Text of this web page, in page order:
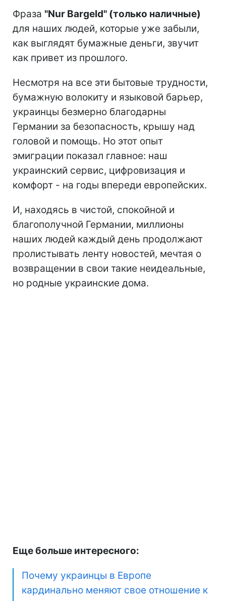
Фраза "Nur Bargeld" (только наличные)
для наших людей, которые уже забыли,
как выглядят бумажные деньги, звучит
как привет из прошлого.
Несмотря на все эти бытовые трудности,
бумажную волокиту и языковой барьер,
украинцы безмерно благодарны
Германии за безопасность, крышу над
головой и помощь. Но этот опыт
эмиграции показал главное: наш
украинский сервис, цифровизация и
комфорт - на годы впереди европейских.
И, находясь в чистой, спокойной и
благополучной Германии, миллионы
наших людей каждый день продолжают
пролистывать ленту новостей, мечтая о
возвращении в свои такие неидеальные,
но родные украинские дома.
Еще больше интересного:
Почему украинцы в Европе
кардинально меняют свое отношение к